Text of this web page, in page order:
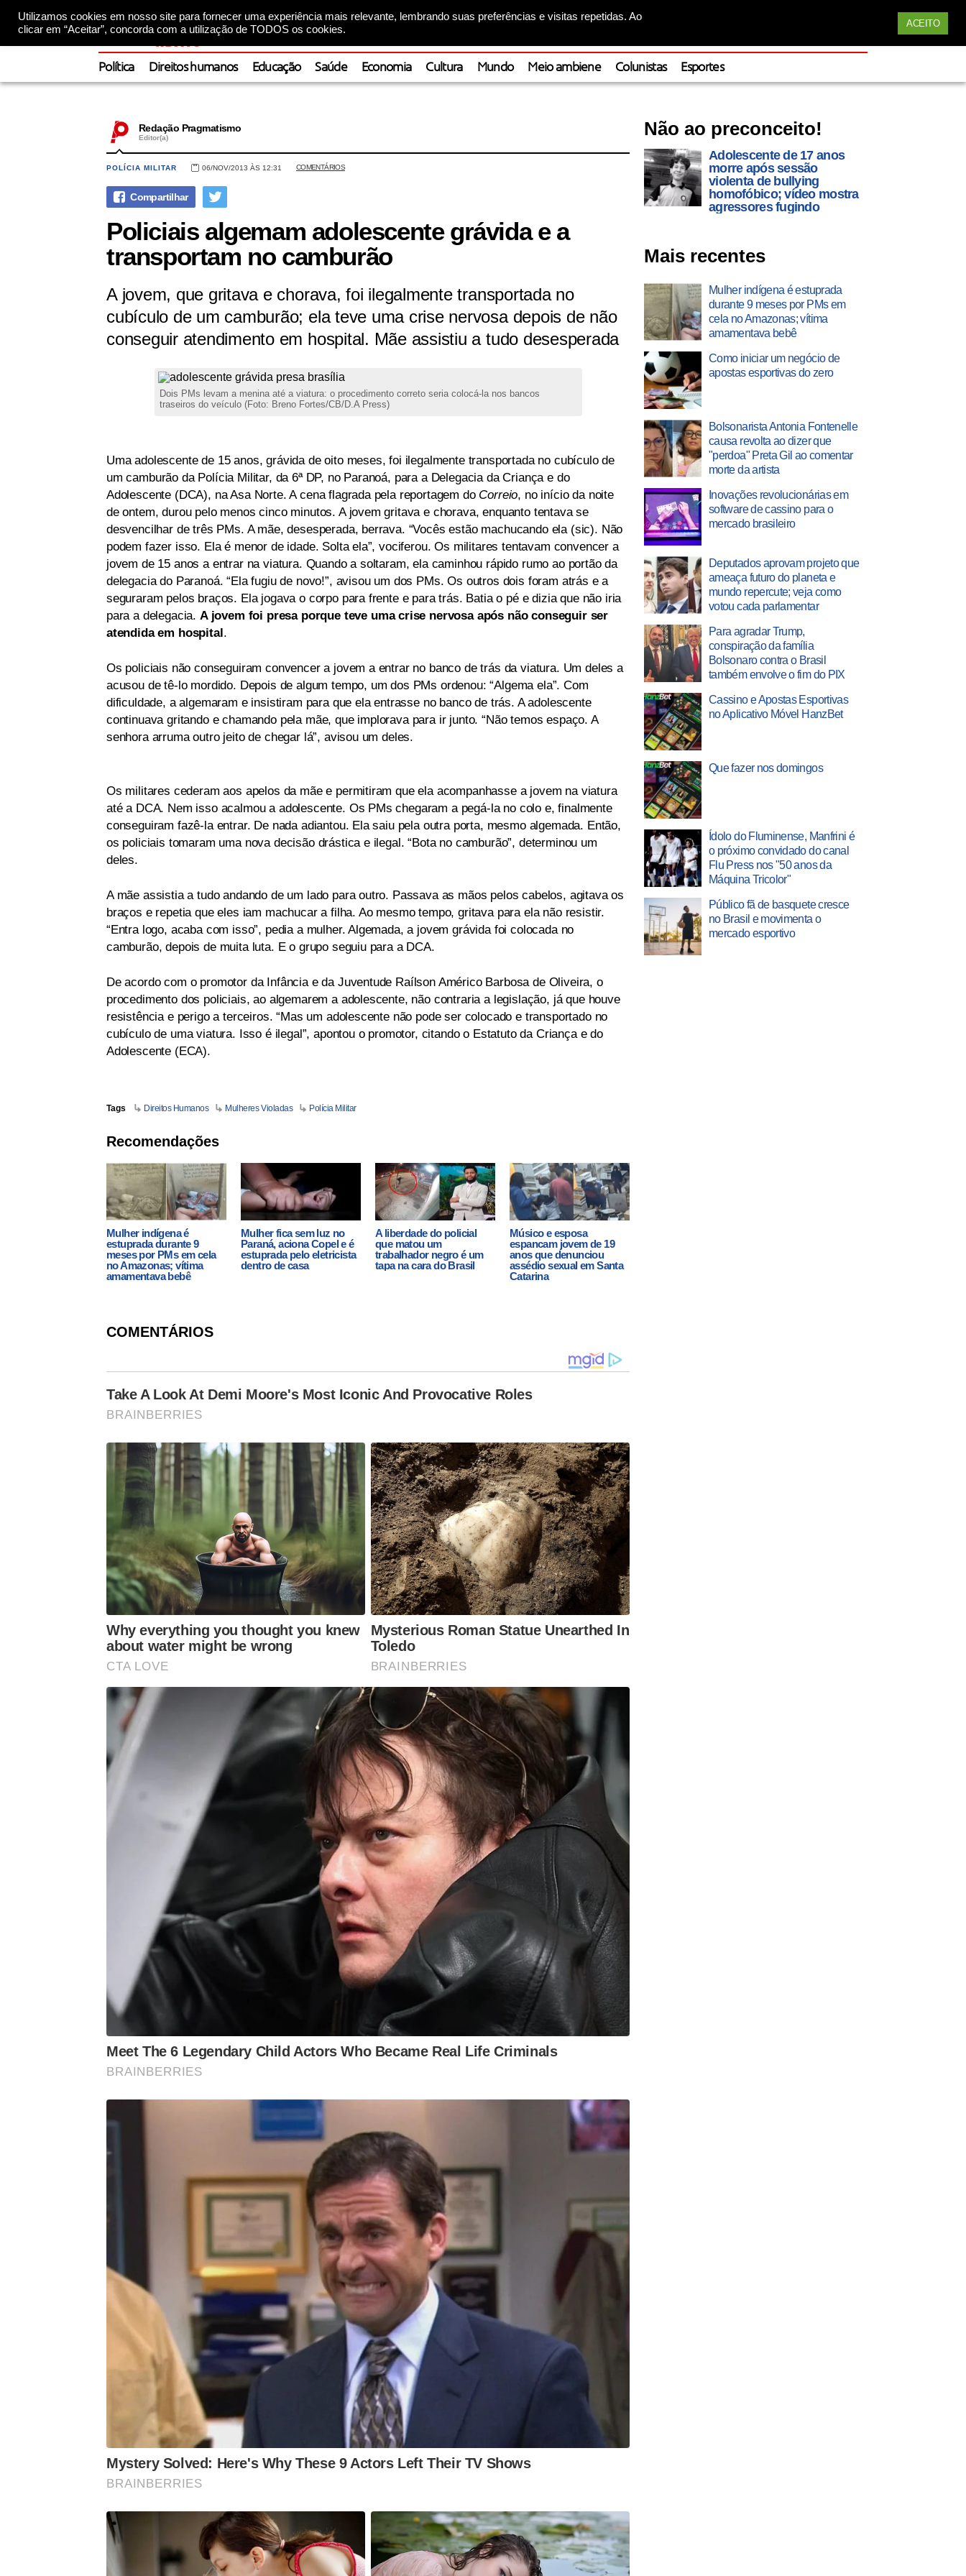
Utilizamos cookies em nosso site para fornecer uma experiência mais relevante, lembrando suas preferências e visitas repetidas. Ao
clicar em “Aceitar”, concorda com a utilização de TODOS os cookies.
ACEITO
Política Direitos humanos Educação Saúde Economia Cultura Mundo Meio ambiene Colunistas Esportes
Redação Pragmatismo
Editor(a)
POLÍCIA MILITAR 06/NOV/2013 ÀS 12:31 COMENTÁRIOS
Policiais algemam adolescente grávida e a
transportam no camburão
A jovem, que gritava e chorava, foi ilegalmente transportada no
cubículo de um camburão; ela teve uma crise nervosa depois de não
conseguir atendimento em hospital. Mãe assistiu a tudo desesperada
Dois PMs levam a menina até a viatura: o procedimento correto seria colocá-la nos bancos
traseiros do veículo (Foto: Breno Fortes/CB/D.A Press)
Uma adolescente de 15 anos, grávida de oito meses, foi ilegalmente transportada no cubículo de
um camburão da Polícia Militar, da 6ª DP, no Paranoá, para a Delegacia da Criança e do
Adolescente (DCA), na Asa Norte. A cena flagrada pela reportagem do Correio, no início da noite
de ontem, durou pelo menos cinco minutos. A jovem gritava e chorava, enquanto tentava se
desvencilhar de três PMs. A mãe, desesperada, berrava. “Vocês estão machucando ela (sic). Não
podem fazer isso. Ela é menor de idade. Solta ela”, vociferou. Os militares tentavam convencer a
jovem de 15 anos a entrar na viatura. Quando a soltaram, ela caminhou rápido rumo ao portão da
delegacia do Paranoá. “Ela fugiu de novo!”, avisou um dos PMs. Os outros dois foram atrás e a
seguraram pelos braços. Ela jogava o corpo para frente e para trás. Batia o pé e dizia que não iria
para a delegacia. A jovem foi presa porque teve uma crise nervosa após não conseguir ser
atendida em hospital.
Os policiais não conseguiram convencer a jovem a entrar no banco de trás da viatura. Um deles a
acusou de tê-lo mordido. Depois de algum tempo, um dos PMs ordenou: “Algema ela”. Com
dificuldade, a algemaram e insistiram para que ela entrasse no banco de trás. A adolescente
continuava gritando e chamando pela mãe, que implorava para ir junto. “Não temos espaço. A
senhora arruma outro jeito de chegar lá”, avisou um deles.
Os militares cederam aos apelos da mãe e permitiram que ela acompanhasse a jovem na viatura
até a DCA. Nem isso acalmou a adolescente. Os PMs chegaram a pegá-la no colo e, finalmente
conseguiram fazê-la entrar. De nada adiantou. Ela saiu pela outra porta, mesmo algemada. Então,
os policiais tomaram uma nova decisão drástica e ilegal. “Bota no camburão”, determinou um
deles.
A mãe assistia a tudo andando de um lado para outro. Passava as mãos pelos cabelos, agitava os
braços e repetia que eles iam machucar a filha. Ao mesmo tempo, gritava para ela não resistir.
“Entra logo, acaba com isso”, pedia a mulher. Algemada, a jovem grávida foi colocada no
camburão, depois de muita luta. E o grupo seguiu para a DCA.
De acordo com o promotor da Infância e da Juventude Raílson Américo Barbosa de Oliveira, o
procedimento dos policiais, ao algemarem a adolescente, não contraria a legislação, já que houve
resistência e perigo a terceiros. “Mas um adolescente não pode ser colocado e transportado no
cubículo de uma viatura. Isso é ilegal”, apontou o promotor, citando o Estatuto da Criança e do
Adolescente (ECA).
Tags Direitos Humanos Mulheres Violadas Polícia Militar
Recomendações
Mulher indígena é
estuprada durante 9
meses por PMs em cela
no Amazonas; vítima
amamentava bebê
Mulher fica sem luz no
Paraná, aciona Copel e é
estuprada pelo eletricista
dentro de casa
A liberdade do policial
que matou um
trabalhador negro é um
tapa na cara do Brasil
Músico e esposa
espancam jovem de 19
anos que denunciou
assédio sexual em Santa
Catarina
COMENTÁRIOS
Não ao preconceito!
Adolescente de 17 anos
morre após sessão
violenta de bullying
homofóbico; vídeo mostra
agressores fugindo
Mais recentes
Mulher indígena é estuprada
durante 9 meses por PMs em
cela no Amazonas; vítima
amamentava bebê
Como iniciar um negócio de
apostas esportivas do zero
Bolsonarista Antonia Fontenelle
causa revolta ao dizer que
"perdoa" Preta Gil ao comentar
morte da artista
Inovações revolucionárias em
software de cassino para o
mercado brasileiro
Deputados aprovam projeto que
ameaça futuro do planeta e
mundo repercute; veja como
votou cada parlamentar
Para agradar Trump,
conspiração da família
Bolsonaro contra o Brasil
também envolve o fim do PIX
Cassino e Apostas Esportivas
no Aplicativo Móvel HanzBet
Que fazer nos domingos
Ídolo do Fluminense, Manfrini é
o próximo convidado do canal
Flu Press nos "50 anos da
Máquina Tricolor"
Público fã de basquete cresce
no Brasil e movimenta o
mercado esportivo